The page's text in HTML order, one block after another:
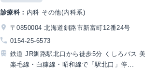
診療科： 内科 その他(内科系)
〒0850004 北海道釧路市新富町12番24号
0154-25-6573
鉄道 JR釧路駅北口から徒歩5分 くしろバス
楽毛線・白糠線・昭和線で「駅北口」停...